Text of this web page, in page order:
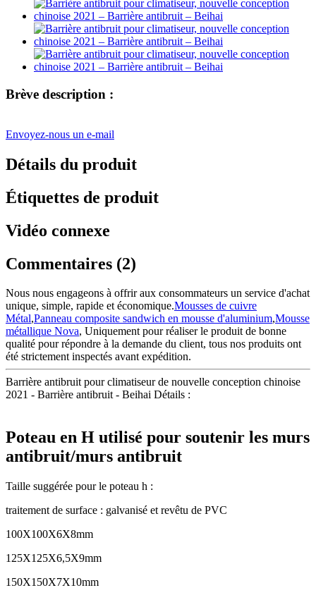
Brève description :
Envoyez-nous un e-mail
Détails du produit
Étiquettes de produit
Vidéo connexe
Commentaires (2)
Nous nous engageons à offrir aux consommateurs un service d'achat
unique, simple, rapide et économique.Mousses de cuivre
Métal,Panneau composite sandwich en mousse d'aluminium,Mousse
métallique Nova, Uniquement pour réaliser le produit de bonne
qualité pour répondre à la demande du client, tous nos produits ont
été strictement inspectés avant expédition.
Barrière antibruit pour climatiseur de nouvelle conception chinoise
2021 - Barrière antibruit - Beihai Détails :
Poteau en H utilisé pour soutenir les murs
antibruit/murs antibruit
Taille suggérée pour le poteau h :
traitement de surface : galvanisé et revêtu de PVC
100X100X6X8mm
125X125X6,5X9mm
150X150X7X10mm